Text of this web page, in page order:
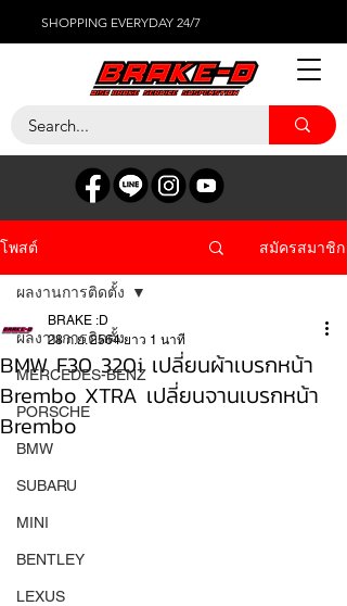
SHOPPING EVERYDAY 24/7
โพสต์ สมัครสมาชิก
ผลงานการติดตั้ง
MERCEDES-BENZ
PORSCHE
BMW
SUBARU
MINI
BENTLEY
LEXUS
ผลงานการติดตั้ง
BMW F30 320i เปลี่ยนผ้าเบรกหน้า
Brembo XTRA เปลี่ยนจานเบรกหน้า
Brembo
BRAKE :D
28 ก.ย. 2564 ยาว 1 นาที